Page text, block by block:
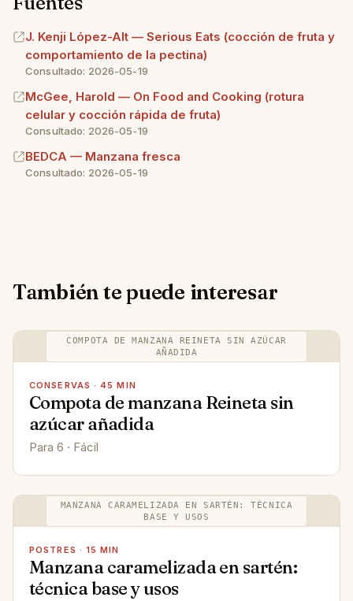
milagroso ni un atajo para adelgazar.
contra 30-40 del horno. Pero el horno concentra el
la reducción lenta de agua. Para una merienda
rápida, microondas. Para una sobremesa de fin de
semana, horno.
J. Kenji López-Alt — Serious Eats (cocción de fruta y
comportamiento de la pectina)
Consultado: 2026-05-19
McGee, Harold — On Food and Cooking (rotura
celular y cocción rápida de fruta)
Consultado: 2026-05-19
BEDCA — Manzana fresca
Consultado: 2026-05-19
También te puede interesar
COMPOTA DE MANZANA REINETA SIN AZÚCAR
AÑADIDA
CONSERVAS · 45 MIN
Compota de manzana Reineta sin
azúcar añadida
Para 6 · Fácil
MANZANA CARAMELIZADA EN SARTÉN: TÉCNICA
BASE Y USOS
POSTRES · 15 MIN
Manzana caramelizada en sartén:
técnica base y usos